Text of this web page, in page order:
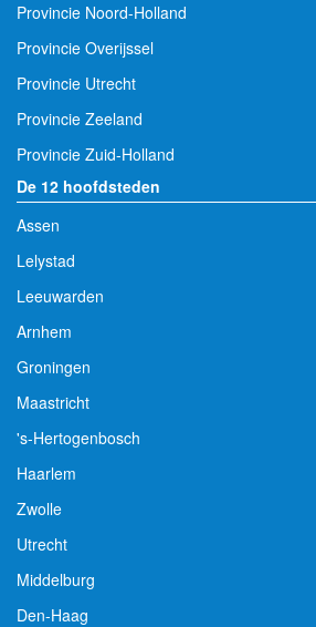
Provincie Noord-Holland
Provincie Overijssel
Provincie Utrecht
Provincie Zeeland
Provincie Zuid-Holland
De 12 hoofdsteden
Assen
Lelystad
Leeuwarden
Arnhem
Groningen
Maastricht
's-Hertogenbosch
Haarlem
Zwolle
Utrecht
Middelburg
Den-Haag